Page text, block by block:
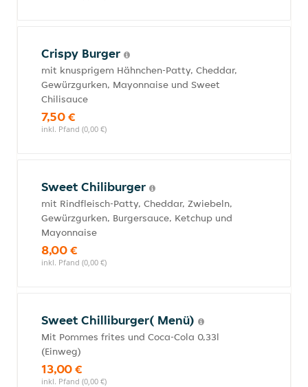
Crispy Burger
mit knusprigem Hähnchen-Patty, Cheddar,
Gewürzgurken, Mayonnaise und Sweet
Chilisauce
7,50 €
inkl. Pfand (0,00 €)
Sweet Chiliburger
mit Rindfleisch-Patty, Cheddar, Zwiebeln,
Gewürzgurken, Burgersauce, Ketchup und
Mayonnaise
8,00 €
inkl. Pfand (0,00 €)
Sweet Chilliburger( Menü)
Mit Pommes frites und Coca-Cola 0,33l
(Einweg)
13,00 €
inkl. Pfand (0,00 €)